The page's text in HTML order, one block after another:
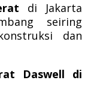
di Jakarta
seiring
dan
Daswell di